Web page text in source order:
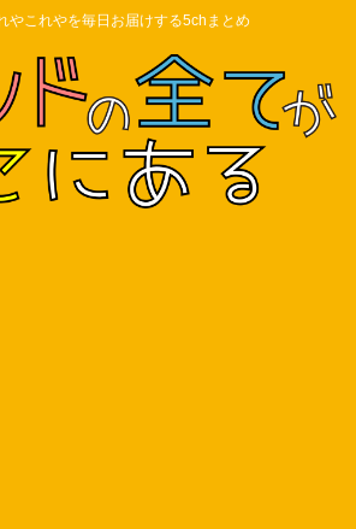
やこれやを毎日お届けする5chまとめ